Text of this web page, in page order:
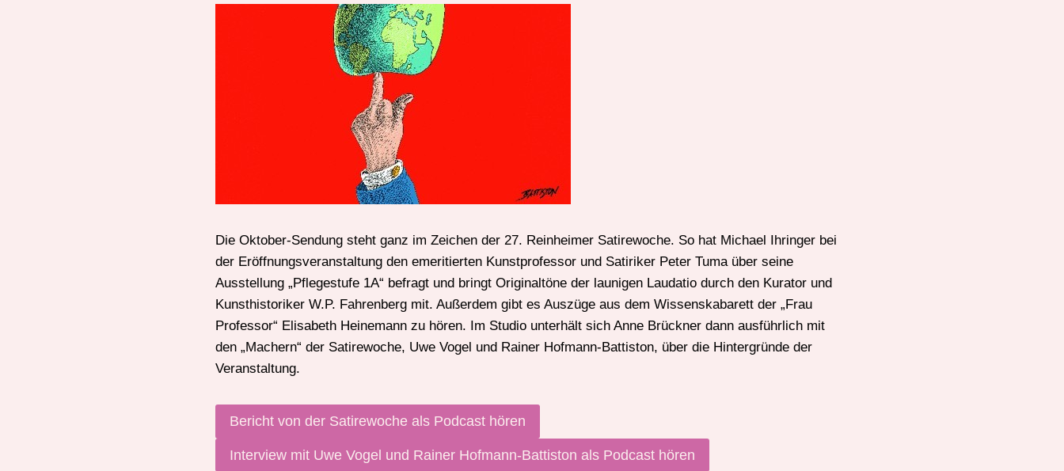
Die Oktober-Sendung steht ganz im Zeichen der 27. Reinheimer Satirewoche. So hat Michael Ihringer bei
der Eröffnungsveranstaltung den emeritierten Kunstprofessor und Satiriker Peter Tuma über seine
Ausstellung „Pflegestufe 1A“ befragt und bringt Originaltöne der launigen Laudatio durch den Kurator und
Kunsthistoriker W.P. Fahrenberg mit. Außerdem gibt es Auszüge aus dem Wissenskabarett der „Frau
Professor“ Elisabeth Heinemann zu hören. Im Studio unterhält sich Anne Brückner dann ausführlich mit
den „Machern“ der Satirewoche, Uwe Vogel und Rainer Hofmann-Battiston, über die Hintergründe der
Veranstaltung.
Bericht von der Satirewoche als Podcast hören
Interview mit Uwe Vogel und Rainer Hofmann-Battiston als Podcast hören